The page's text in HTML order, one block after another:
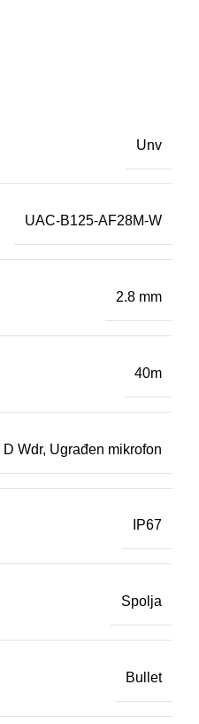
Unv
UAC-B125-AF28M-W
2.8 mm
40m
D Wdr, Ugrađen mikrofon
IP67
Spolja
Bullet